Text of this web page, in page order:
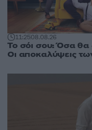
11:2508.08.26
Το σόι σου: Όσα θα
Οι αποκαλύψεις